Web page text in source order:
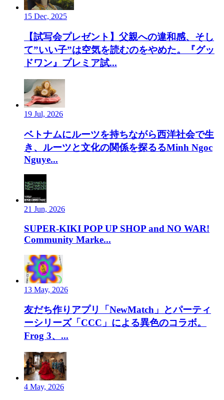
15 Dec, 2025
【試写会プレゼント】父親への違和感、そし
て”いい子”は空気を読むのをやめた。『グッ
ドワン』プレミア試...
19 Jul, 2026
ベトナムにルーツを持ちながら西洋社会で生
き、ルーツと文化の関係を探るるMinh Ngoc
Nguye...
21 Jun, 2026
SUPER-KIKI POP UP SHOP and NO WAR!
Community Marke...
13 May, 2026
友だち作りアプリ「NewMatch」とパーティ
ーシリーズ「CCC」による異色のコラボ。
Frog 3、...
4 May, 2026